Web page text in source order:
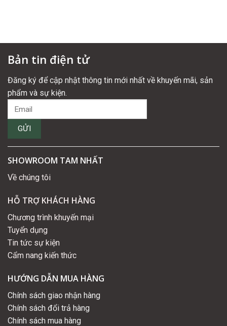
Bản tin điện tử
Đăng ký để cập nhật thông tin mới nhất về khuyến mãi, sản
phẩm và sự kiện.
SHOWROOM TAM NHẤT
Về chúng tôi
HỖ TRỢ KHÁCH HÀNG
Chương trình khuyến mại
Tuyển dụng
Tin tức sự kiện
Cẩm nang kiến thức
HƯỚNG DẪN MUA HÀNG
Chính sách giao nhận hàng
Chính sách đổi trả hàng
Chính sách mua hàng